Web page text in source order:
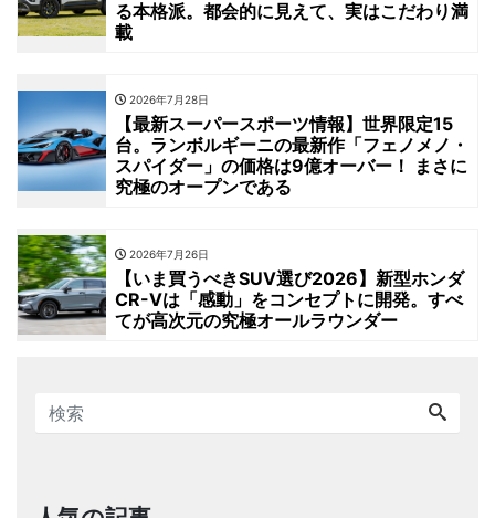
る本格派。都会的に見えて、実はこだわり満
載
2026年7月28日
【最新スーパースポーツ情報】世界限定15
台。ランボルギーニの最新作「フェノメノ・
スパイダー」の価格は9億オーバー！ まさに
究極のオープンである
2026年7月26日
【いま買うべきSUV選び2026】新型ホンダ
CR-Vは「感動」をコンセプトに開発。すべ
てが高次元の究極オールラウンダー